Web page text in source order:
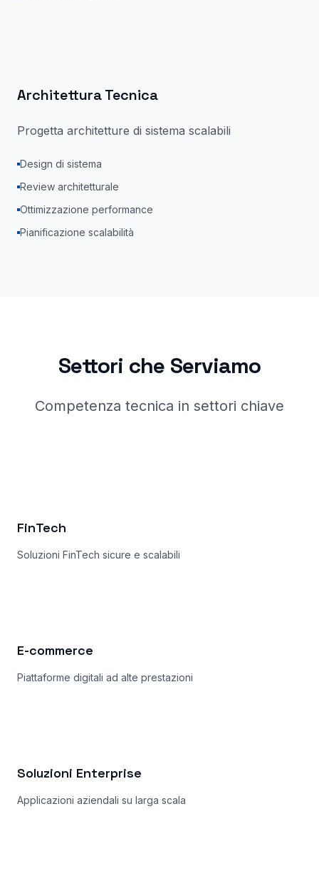
Architettura Tecnica
Progetta architetture di sistema scalabili
Design di sistema
Review architetturale
Ottimizzazione performance
Pianificazione scalabilità
Settori che Serviamo
Competenza tecnica in settori chiave
FinTech
Soluzioni FinTech sicure e scalabili
E-commerce
Piattaforme digitali ad alte prestazioni
Soluzioni Enterprise
Applicazioni aziendali su larga scala